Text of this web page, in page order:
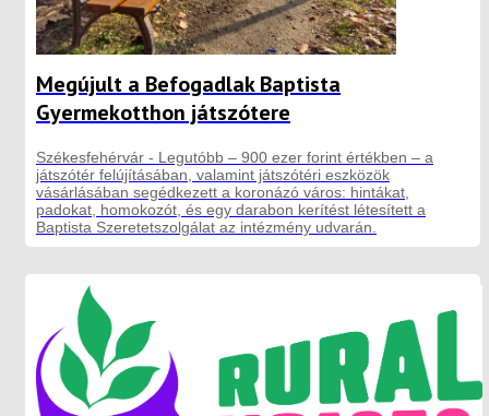
Megújult a Befogadlak Baptista
Gyermekotthon játszótere
Székesfehérvár - Legutóbb – 900 ezer forint értékben – a
játszótér felújításában, valamint játszótéri eszközök
vásárlásában segédkezett a koronázó város: hintákat,
padokat, homokozót, és egy darabon kerítést létesített a
Baptista Szeretetszolgálat az intézmény udvarán.